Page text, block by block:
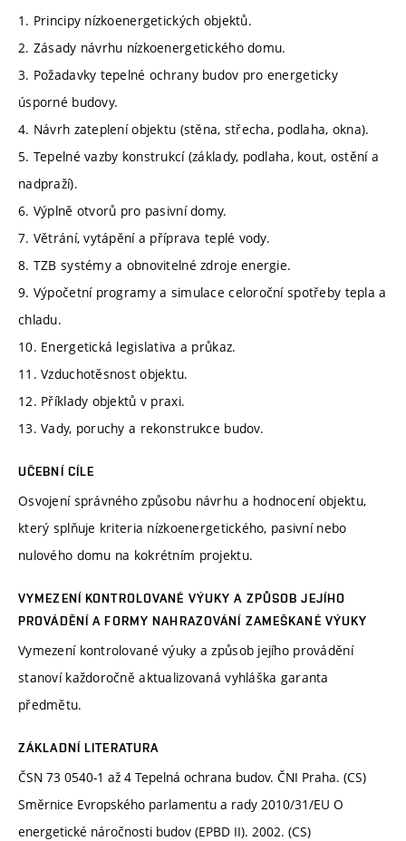
1. Principy nízkoenergetických objektů.
2. Zásady návrhu nízkoenergetického domu.
3. Požadavky tepelné ochrany budov pro energeticky
úsporné budovy.
4. Návrh zateplení objektu (stěna, střecha, podlaha, okna).
5. Tepelné vazby konstrukcí (základy, podlaha, kout, ostění a
nadpraží).
6. Výplně otvorů pro pasivní domy.
7. Větrání, vytápění a příprava teplé vody.
8. TZB systémy a obnovitelné zdroje energie.
9. Výpočetní programy a simulace celoroční spotřeby tepla a
chladu.
10. Energetická legislativa a průkaz.
11. Vzduchotěsnost objektu.
12. Příklady objektů v praxi.
13. Vady, poruchy a rekonstrukce budov.
UČEBNÍ CÍLE
Osvojení správného způsobu návrhu a hodnocení objektu,
který splňuje kriteria nízkoenergetického, pasivní nebo
nulového domu na kokrétním projektu.
VYMEZENÍ KONTROLOVANÉ VÝUKY A ZPŮSOB JEJÍHO
PROVÁDĚNÍ A FORMY NAHRAZOVÁNÍ ZAMEŠKANÉ VÝUKY
Vymezení kontrolované výuky a způsob jejího provádění
stanoví každoročně aktualizovaná vyhláška garanta
předmětu.
ZÁKLADNÍ LITERATURA
ČSN 73 0540-1 až 4 Tepelná ochrana budov. ČNI Praha. (CS)
Směrnice Evropského parlamentu a rady 2010/31/EU O
energetické náročnosti budov (EPBD II). 2002. (CS)